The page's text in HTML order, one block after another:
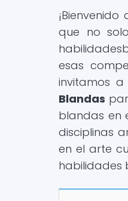
¡Bienvenido
que no
esas
invitamos
Blandas
blandas en
disciplinas
en el arte
habilidades